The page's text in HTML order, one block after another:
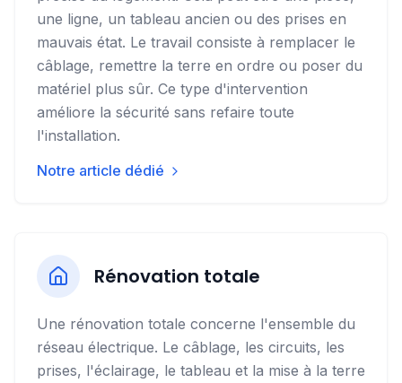
une ligne, un tableau ancien ou des prises en
mauvais état. Le travail consiste à remplacer le
câblage, remettre la terre en ordre ou poser du
matériel plus sûr. Ce type d'intervention
améliore la sécurité sans refaire toute
l'installation.
Notre article dédié
Rénovation totale
Une rénovation totale concerne l'ensemble du
réseau électrique. Le câblage, les circuits, les
prises, l'éclairage, le tableau et la mise à la terre